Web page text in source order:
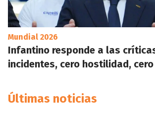
Mundial 2026
Infantino responde a las
incidentes, cero hostilidad,
Últimas noticias